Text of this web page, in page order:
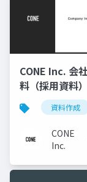
CONE Inc. 会
料（採用資料）
資料作成
CONE
Inc.